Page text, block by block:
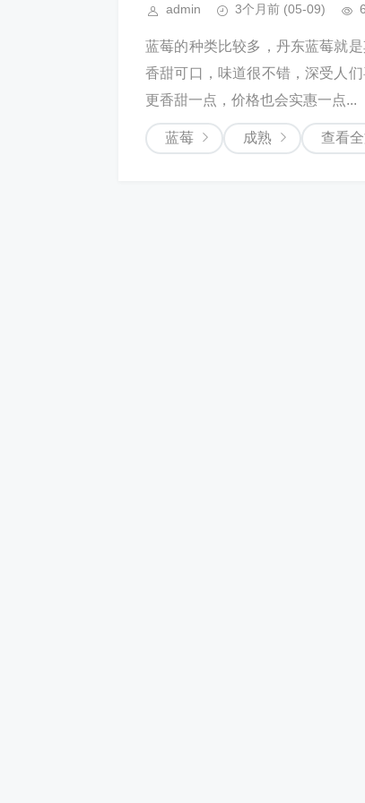
admin 3个月前 (05-09)
蓝莓的种类比较多，丹东蓝莓就
香甜可口，味道很不错，深受人
更香甜一点，价格也会实惠一点...
蓝莓 成熟 查看